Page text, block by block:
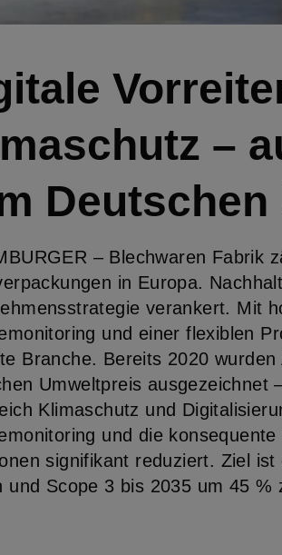
–
– Blechwaren Fabrik
in Europa.
verankert. Mit
und einer flexiblen
Branche. Bereits 2020
Umweltpreis ausgezeichnet
Klimaschutz und
und die
signifikant reduziert. Ziel
und Scope 3 bis 2035 um 45 %